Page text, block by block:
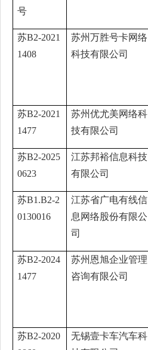
号
苏B2-2021
1408
苏州万胜号卡网络
科技有限公司
苏B2-2021
1477
苏州优尤美网络科
技有限公司
苏B2-2025
0623
江苏邦裕信息科技
有限公司
苏B1.B2-2
0130016
江苏省广电有线信
息网络股份有限公
司
苏B2-2024
1477
苏州恩旭企业管理
咨询有限公司
苏B2-2020
无锡壹卡车汽车科